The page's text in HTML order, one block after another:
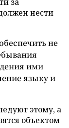
нести
не
ими
языку и
этому, а
объектом